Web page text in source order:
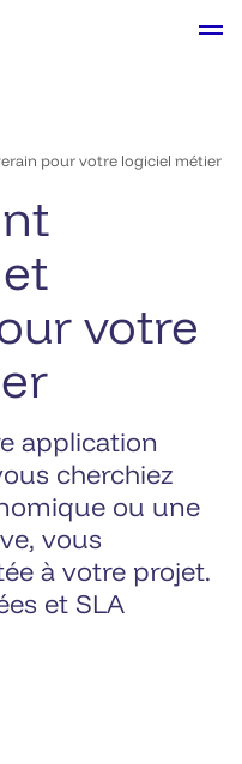
pour votre logiciel métier
votre
application
cherchiez
ou une
vous
à votre projet.
et SLA